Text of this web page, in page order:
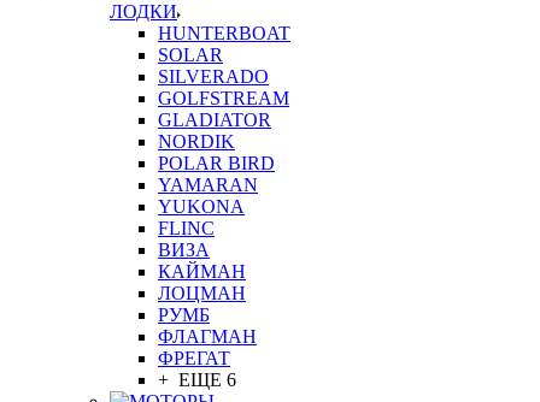
ЛОДКИ
HUNTERBOAT
SOLAR
SILVERADO
GOLFSTREAM
GLADIATOR
NORDIK
POLAR BIRD
YAMARAN
YUKONA
FLINC
ВИЗА
КАЙМАН
ЛОЦМАН
РУМБ
ФЛАГМАН
ФРЕГАТ
+ ЕЩЕ 6